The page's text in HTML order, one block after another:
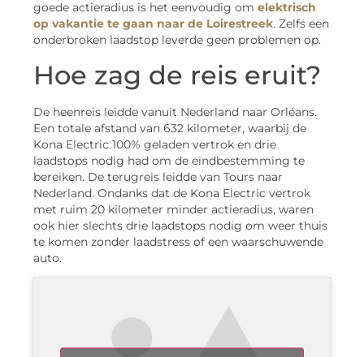
goede actieradius is het eenvoudig om elektrisch
op vakantie te gaan naar de Loirestreek. Zelfs een
onderbroken laadstop leverde geen problemen op.
Hoe zag de reis eruit?
De heenreis leidde vanuit Nederland naar Orléans.
Een totale afstand van 632 kilometer, waarbij de
Kona Electric 100% geladen vertrok en drie
laadstops nodig had om de eindbestemming te
bereiken. De terugreis leidde van Tours naar
Nederland. Ondanks dat de Kona Electric vertrok
met ruim 20 kilometer minder actieradius, waren
ook hier slechts drie laadstops nodig om weer thuis
te komen zonder laadstress of een waarschuwende
auto.